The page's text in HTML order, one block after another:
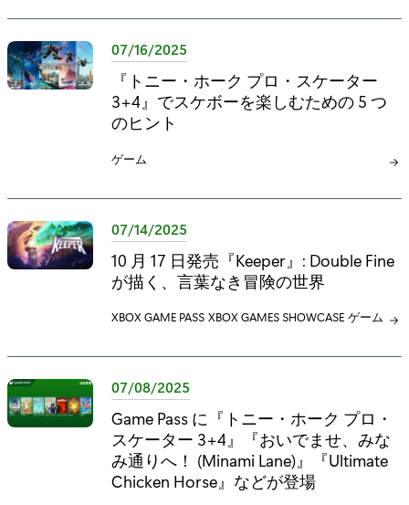
ゴ
:
07/16/2025
『トニー・ホーク プロ・スケーター
3+4』でスケボーを楽しむための 5 つ
のヒント
カ
ゴ
:
ゲーム
07/14/2025
10 月 17 日発売『Keeper』: Double Fine
が描く、言葉なき冒険の世界
カ
ゴ
:
XBOX GAME PASS カ
ゴ
XBOX GAMES SHOWCASE カ
ゴ
ゲーム
07/08/2025
Game Pass に『トニー・ホーク プロ・
スケーター 3+4』『おいでませ、みな
み通りへ！ (Minami Lane)』『Ultimate
Chicken Horse』などが登場